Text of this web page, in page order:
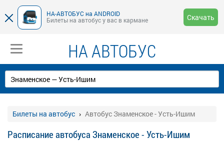
НА-АВТОБУС на ANDROID
Билеты на автобус у вас в кармане
Скачать
НА АВТОБУС
Билеты на автобус Автобус Знаменское - Усть-Ишим
Расписание автобуса Знаменское - Усть-Ишим